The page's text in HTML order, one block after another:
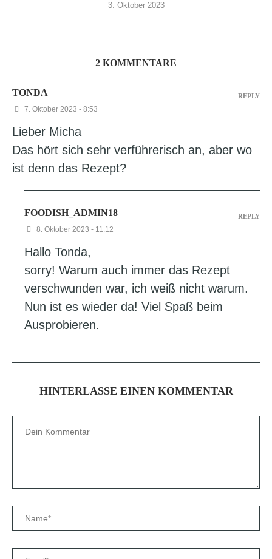
3. Oktober 2023
2 KOMMENTARE
TONDA
7. Oktober 2023 - 8:53
Lieber Micha
Das hört sich sehr verführerisch an, aber wo
ist denn das Rezept?
REPLY
FOODISH_ADMIN18
8. Oktober 2023 - 11:12
Hallo Tonda,
sorry! Warum auch immer das Rezept
verschwunden war, ich weiß nicht warum.
Nun ist es wieder da! Viel Spaß beim
Ausprobieren.
REPLY
HINTERLASSE EINEN KOMMENTAR